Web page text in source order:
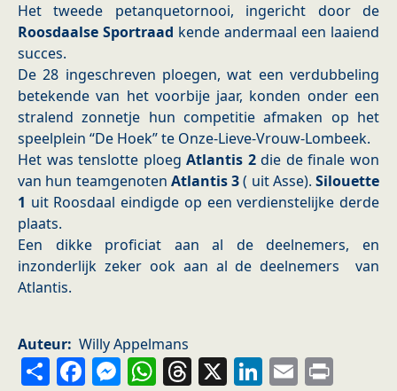
Het tweede petanquetornooi, ingericht door de
Roosdaalse Sportraad kende andermaal een laaiend
succes.
De 28 ingeschreven ploegen, wat een verdubbeling
betekende van het voorbije jaar, konden onder een
stralend zonnetje hun competitie afmaken op het
speelplein “De Hoek” te Onze-Lieve-Vrouw-Lombeek.
Het was tenslotte ploeg Atlantis 2die de finale won
van hun teamgenoten Atlantis 3( uit Asse). Silouette
1 uit Roosdaal eindigde op een verdienstelijke derde
plaats.
Een dikke proficiat aan al de deelnemers, en
inzonderlijk zeker ook aan al de deelnemers van
Atlantis.
Auteur Willy Appelmans
ShareFacebook
Messenger
WhatsApp
Threads
X LinkedIn
Email